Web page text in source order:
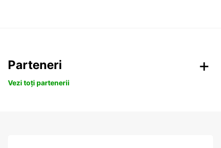
Parteneri
Vezi toți partenerii